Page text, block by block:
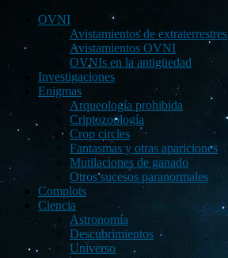
OVNI
Avistamientos de extraterrestres
Avistamientos OVNI
OVNIs en la antigüedad
Investigaciones
Enigmas
Arqueología prohibida
Criptozoología
Crop circles
Fantasmas y otras apariciones
Mutilaciones de ganado
Otros sucesos paranormales
Complots
Ciencia
Astronomía
Descubrimientos
Universo